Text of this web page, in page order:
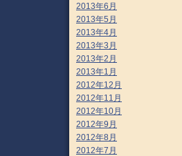
2013年6月
2013年5月
2013年4月
2013年3月
2013年2月
2013年1月
2012年12月
2012年11月
2012年10月
2012年9月
2012年8月
2012年7月